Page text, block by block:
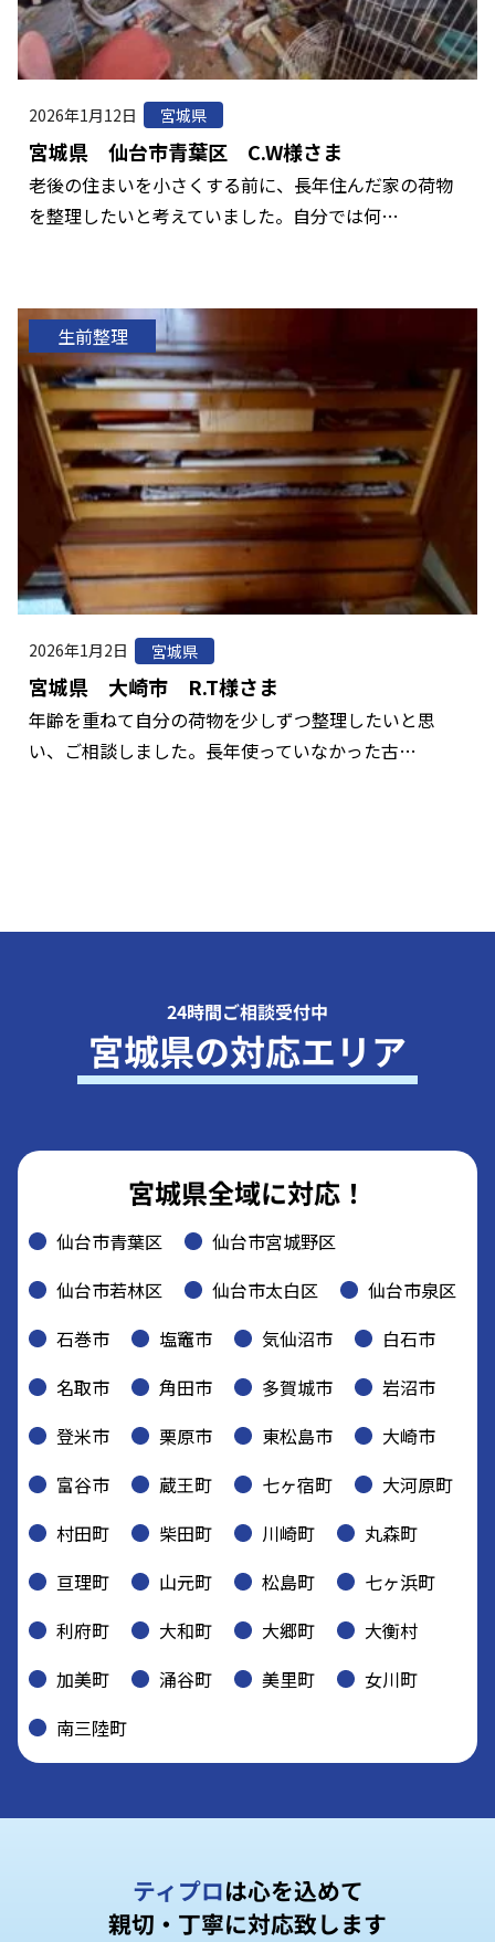
2026年1月12日 宮城県
宮城県 仙台市青葉区 C.W様さま
老後の住まいを小さくする前に、長年住んだ家の荷物
を整理したいと考えていました。自分では何…
生前整理
2026年1月2日 宮城県
宮城県 大崎市 R.T様さま
年齢を重ねて自分の荷物を少しずつ整理したいと思
い、ご相談しました。長年使っていなかった古…
24時間ご相談受付中
宮城県の対応エリア
宮城県全域に対応！
仙台市青葉区
仙台市宮城野区
仙台市若林区
仙台市太白区
仙台市泉区
石巻市
塩竈市 気仙沼市
白石市
名取市
角田市 多賀城市
岩沼市
登米市
栗原市 東松島市
大崎市
富谷市
蔵王町 七ヶ宿町
大河原町
村田町
柴田町 川崎町
丸森町
亘理町
山元町 松島町
七ヶ浜町
利府町
大和町 大郷町
大衡村
加美町
涌谷町 美里町
女川町
南三陸町
ティプロは心を込めて
親切・丁寧に対応致します